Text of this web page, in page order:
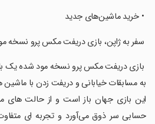
‏ • خرید ماشین‌های جدید
سفر به ژاپن، بازی دریفت مکس پرو نسخه
بازی دریفت مکس پرو نسخه مود شده یک
به مسابقات خیابانی و دریفت زدن با ماشین
این بازی جهان باز است و از حالت های
حسابی سر ذوق می‌آورد و تجربه ای